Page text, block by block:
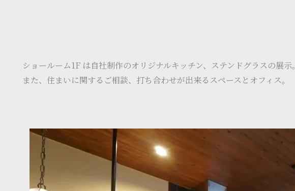
ショールーム1F は自社制作のオリジナルキッチン、ステンドグラスの展示。
また、住まいに関するご相談、打ち合わせが出来るスペースとオフィス。